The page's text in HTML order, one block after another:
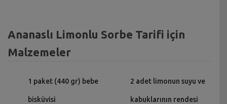
Ananaslı Limonlu Sorbe Tarifi için
Malzemeler
1 paket (440 gr) bebe
bisküvisi
2 adet limonun suyu ve
kabuklarının rendesi